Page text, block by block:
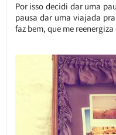
Por isso decidi dar uma
pausa dar uma viajada
faz bem, que me